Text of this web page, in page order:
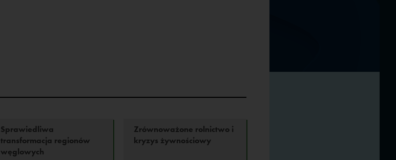
Sprawiedliwa
transformacja regionów
węglowych
Zrównoważone rolnictwo i
kryzys żywnościowy